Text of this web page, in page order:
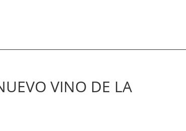
VINO DE LA